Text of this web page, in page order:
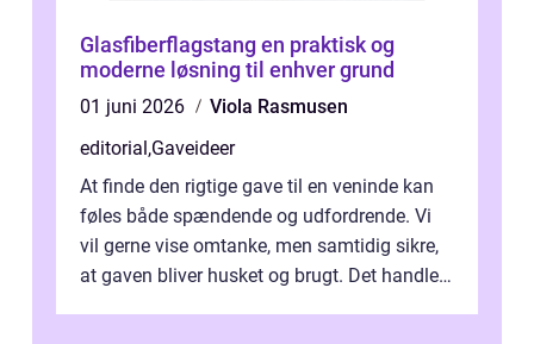
Glasfiberflagstang en praktisk og
moderne løsning til enhver grund
01 juni 2026
Viola Rasmusen
editorial ,Gaveideer
At finde den rigtige gave til en veninde kan
føles både spændende og udfordrende. Vi
vil gerne vise omtanke, men samtidig sikre,
at gaven bliver husket og brugt. Det handler